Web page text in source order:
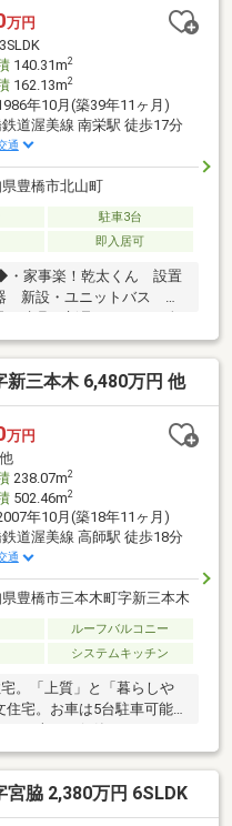
陽中学校まで、徒歩約23
気軽にお尋ねください。
万円
3SLDK
140.31m2
162.13m2
年10月(築39年11ヶ月)
道渥美線 南栄駅 徒歩17分
通
豊橋市北山町
駐車3台
即入居可
・家事楽！乾太くん 設置
新設・ユニットバス 新
・建具 新品・クロス 全
交換・ハウスクリーニン
校まで、徒歩約12分(約
1140m)敷地は約49坪、お
ースは、ベビーカーやアウ
きます。全居室8帖以上で、
い合わせください。
三本木 6,480万円 他
万円
他
238.07m2
502.46m2
年10月(築18年11ヶ月)
道渥美線 高師駅 徒歩18分
通
豊橋市三本木町字新三本木
ルーフバルコニー
システムキッチン
。「上質」と「暮らしや
宅。お車は5台駐車可能。
ラッグストア、コンビニ、
活に必要な施設が充実。豊
、豊橋駅まで１本で行けま
ので、ルームシェア用の物
脇 2,380万円 6SLDK